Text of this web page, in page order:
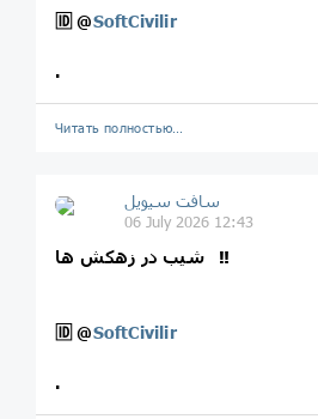
🆔@SoftCivilir
.
Читать полностью…
سافت سیویل
06 July 2026 12:43
شیب در زهکش ها ‼️
🆔@SoftCivilir
.